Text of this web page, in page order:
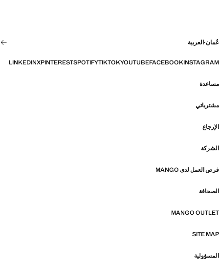
عُمان·العربية
INSTAGRAM
FACEBOOK
YOUTUBE
TIKTOK
SPOTIFY
PINTEREST
X
LINKEDIN
مساعدة
مشترياتي
الإرجاع
الشركة
فرص العمل لدى MANGO
الصحافة
MANGO OUTLET
SITE MAP
المسؤولية